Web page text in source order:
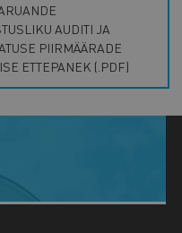
AUDITI JA
PIIRMÄÄRADE
ETTEPANEK (.PDF)